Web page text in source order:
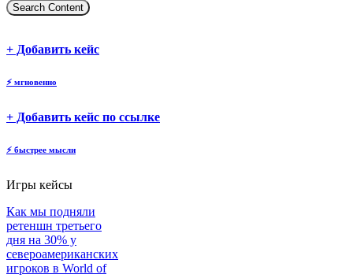
Search Content
body
+ Добавить кейс
⚡ мгновенно
body
+ Добавить кейс по ссылке
⚡ быстрее мысли
Игры кейсы
Как мы подняли
ретеншн третьего
дня на 30% у
североамериканских
игроков в World of